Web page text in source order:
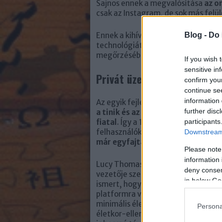
Blog -
If you wish
sensitive
confirm
continue
information
further
Please
information
deny
in below
Sajnos ennek a megvalósítása az
csak az Instagram, de sok más
Ennek a kihívásnak a
technológiát fejlesztenek, amely
megőrzésében és az életkornak
Privát üzenetek
Az egyik fejlesztés, amin dolgozik
a tinik és az olyan felnőtt
fiatal . Így a 18 évnél idősebb
felhasználóknak, ha a fiatal nem
már egyfajta kapcsolatot,
Lucy Thomas, a Projekt Rockit
vezetője szerint világszerte széles
ismert, hogy a legtöbb közösségi
platformra való regisztrációhoz 13
minimális életkorra van szükség,
életkor-ellenőrzés bonyolultsága